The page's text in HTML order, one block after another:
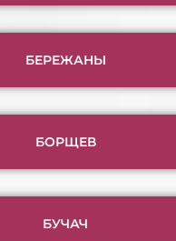
БЕРЕЖАНЫ
БОРЩЕВ
БУЧАЧ